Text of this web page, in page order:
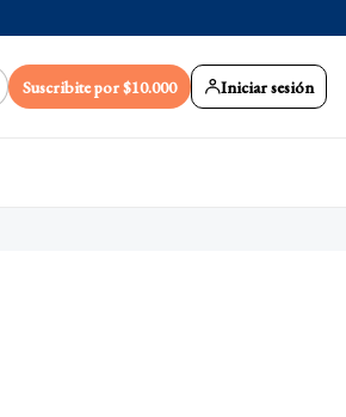
Suscribite por $10.000 Iniciar sesión